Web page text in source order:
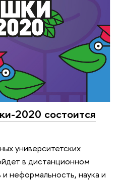
2020 состоится
университетских
в дистанционном
неформальность, наука и